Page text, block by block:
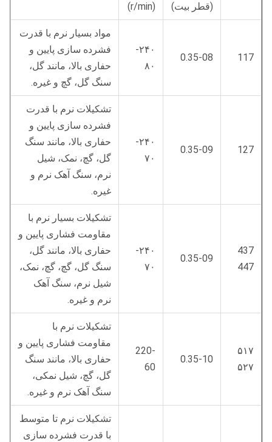
(قطر بیت)
(r/min)
117
0.35-08
۲۴۰-
۸۰
مواد بسیار نرم با قدرت
فشرده سازی پایین و
حفاری بالا، مانند گل،
سنگ گل، گچ و غیره.
127
0.35-09
۲۴۰-
۷۰
تشکیلات نرم با قدرت
فشرده سازی پایین و
حفاری بالا، مانند سنگ
گل، گچ، نمک، شیل
نرم، سنگ آهک نرم و
غیره.
437
447
0.35-09
۲۴۰-
۷۰
تشکیلات بسیار نرم با
مقاومت فشاری پایین و
حفاری بالا، مانند گل،
سنگ گل، گچ، گچ، نمک،
شیل نرم، سنگ آهک
نرم و غیره.
۵۱۷
۵۲۷
0.35-10
220-
60
تشکیلات نرم با
مقاومت فشاری پایین و
حفاری بالا، مانند سنگ
گل، گچ، شیل نمکی،
سنگ آهک نرم و غیره.
تشکیلات نرم تا متوسط
با قدرت فشرده سازی